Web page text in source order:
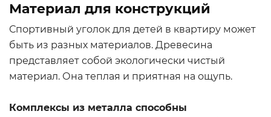
Материал для конструкций
Спортивный уголок для детей в квартиру может
быть из разных материалов. Древесина
представляет собой экологически чистый
материал. Она теплая и приятная на ощупь.
Комплексы из металла способны